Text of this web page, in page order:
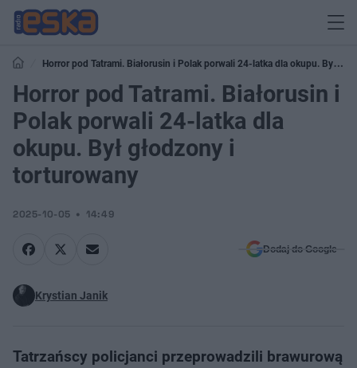
Horror pod Tatrami. Białorusin i Polak porwali 24-latka dla okupu. Był
głodzony i torturowany
Horror pod Tatrami. Białorusin i
Polak porwali 24-latka dla
okupu. Był głodzony i
torturowany
2025-10-05 14:49
Dodaj do Google
Krystian Janik
Tatrzańscy policjanci przeprowadzili brawurową